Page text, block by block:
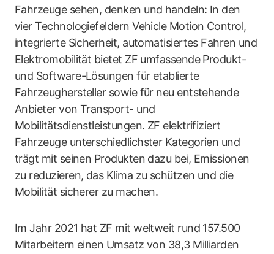
Fahrzeuge sehen, denken und handeln: In den
vier Technologiefeldern Vehicle Motion Control,
integrierte Sicherheit, automatisiertes Fahren und
Elektromobilität bietet ZF umfassende Produkt-
und Software-Lösungen für etablierte
Fahrzeughersteller sowie für neu entstehende
Anbieter von Transport- und
Mobilitätsdienstleistungen. ZF elektrifiziert
Fahrzeuge unterschiedlichster Kategorien und
trägt mit seinen Produkten dazu bei, Emissionen
zu reduzieren, das Klima zu schützen und die
Mobilität sicherer zu machen.
Im Jahr 2021 hat ZF mit weltweit rund 157.500
Mitarbeitern einen Umsatz von 38,3 Milliarden